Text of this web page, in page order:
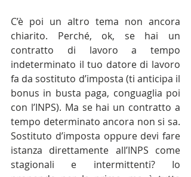
C’è poi un altro tema non ancora
chiarito. Perché, ok, se hai un
contratto di lavoro a tempo
indeterminato il tuo datore di lavoro
fa da sostituto d’imposta (ti anticipa il
bonus in busta paga, conguaglia poi
con l’INPS). Ma se hai un contratto a
tempo determinato ancora non si sa.
Sostituto d’imposta oppure devi fare
istanza direttamente all’INPS come
stagionali e intermittenti? Io